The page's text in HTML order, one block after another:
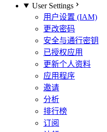
User Settings
用户设置 (IAM)
更改密码
安全与通行密钥
已授权应用
更新个人资料
应用程序
邀请
分析
排行榜
订阅